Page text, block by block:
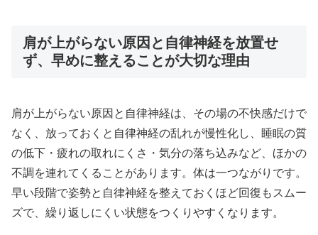
肩が上がらない原因と自律神経を放置せ
ず、早めに整えることが大切な理由
肩が上がらない原因と自律神経は、その場の不快感だけで
なく、放っておくと自律神経の乱れが慢性化し、睡眠の質
の低下・疲れの取れにくさ・気分の落ち込みなど、ほかの
不調を連れてくることがあります。体は一つながりです。
早い段階で姿勢と自律神経を整えておくほど回復もスムー
ズで、繰り返しにくい状態をつくりやすくなります。